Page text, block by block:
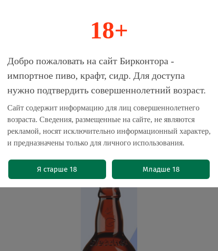
Магазин-Склад импортного пива, крафта и
Главная Пиво безалкогольное
Пиво Глетчер Брейнстром
Безалкогольное / Gletcher
Brainstorm 0.5 - стекло
(0)
18+
Добро пожаловать на сайт Бирконтора -
импортное пиво, крафт, сидр. Для доступа
нужно подтвердить совершеннолетний возраст.
Сайт содержит информацию для лиц совершеннолетнего
возраста. Сведения, размещенные на сайте, не являются
рекламой, носят исключительно информационный характер,
и предназначены только для личного использования.
Я старше 18 Младше 18